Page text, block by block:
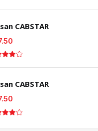
CABSTAR
CABSTAR